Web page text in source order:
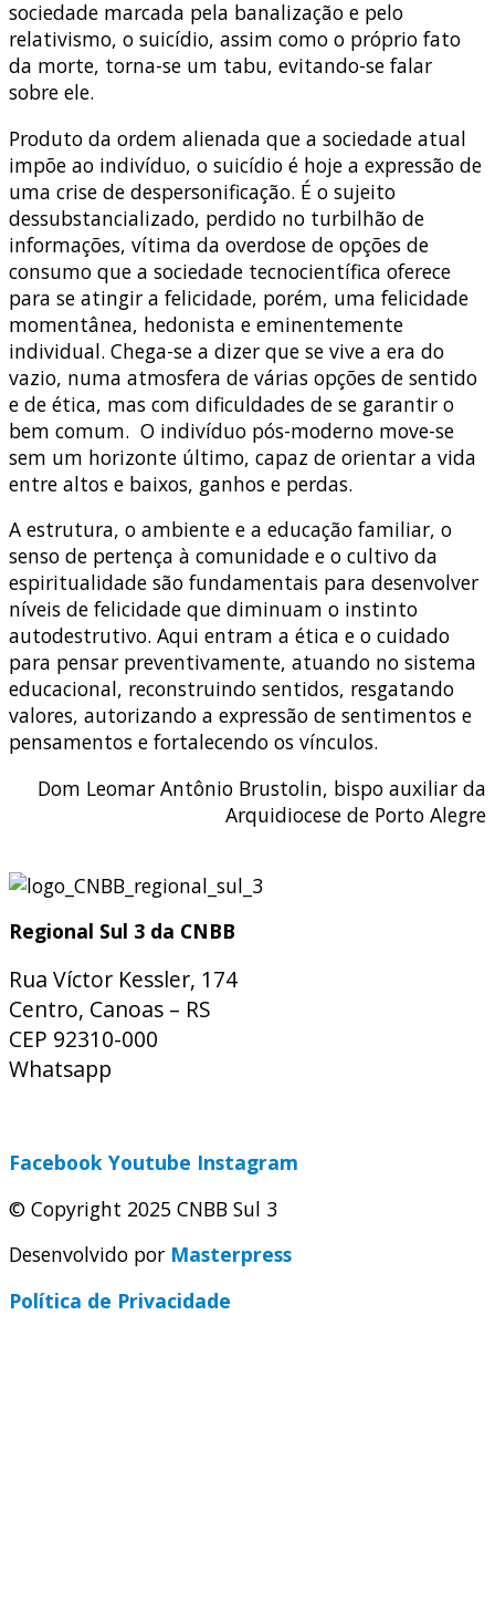
sociedade marcada pela banalização e pelo
relativismo, o suicídio, assim como o próprio fato
da morte, torna-se um tabu, evitando-se falar
sobre ele.
Produto da ordem alienada que a sociedade atual
impõe ao indivíduo, o suicídio é hoje a expressão de
uma crise de despersonificação. É o sujeito
dessubstancializado, perdido no turbilhão de
informações, vítima da overdose de opções de
consumo que a sociedade tecnocientífica oferece
para se atingir a felicidade, porém, uma felicidade
momentânea, hedonista e eminentemente
individual. Chega-se a dizer que se vive a era do
vazio, numa atmosfera de várias opções de sentido
e de ética, mas com dificuldades de se garantir o
bem comum. O indivíduo pós-moderno move-se
sem um horizonte último, capaz de orientar a vida
entre altos e baixos, ganhos e perdas.
A estrutura, o ambiente e a educação familiar, o
senso de pertença à comunidade e o cultivo da
espiritualidade são fundamentais para desenvolver
níveis de felicidade que diminuam o instinto
autodestrutivo. Aqui entram a ética e o cuidado
para pensar preventivamente, atuando no sistema
educacional, reconstruindo sentidos, resgatando
valores, autorizando a expressão de sentimentos e
pensamentos e fortalecendo os vínculos.
Dom Leomar Antônio Brustolin, bispo auxiliar da
Arquidiocese de Porto Alegre
Regional Sul 3 da CNBB
Rua Víctor Kessler, 174
Centro, Canoas – RS
CEP 92310-000
Whatsapp
Facebook Youtube Instagram
© Copyright 2025 CNBB Sul 3
Desenvolvido por Masterpress
Política de Privacidade